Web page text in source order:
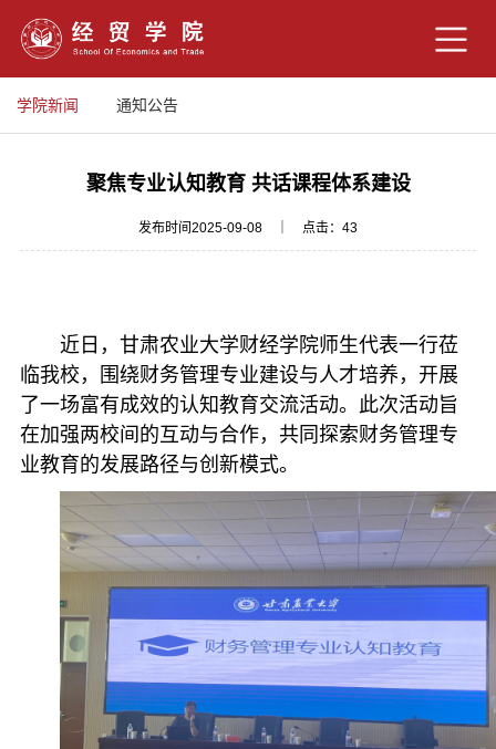
学院新闻 通知公告
聚焦专业认知教育 共话课程体系建设
发布时间2025-09-08 ｜ 点击： 43
近日，甘肃农业大学财经学院师生代表一行莅
临我校，围绕财务管理专业建设与人才培养，开展
了一场富有成效的认知教育交流活动。此次活动旨
在加强两校间的互动与合作，共同探索财务管理专
业教育的发展路径与创新模式。